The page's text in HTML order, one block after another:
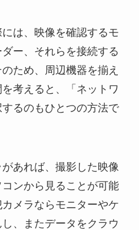
は、映像を確認するモ
ー、それらを接続する
ため、周辺機器を揃え
考えると、「ネットワ
るのもひとつの方法で
あれば、撮影した映像
ンから見ることが可能
メラならモニターやケ
、またデータをクラウ